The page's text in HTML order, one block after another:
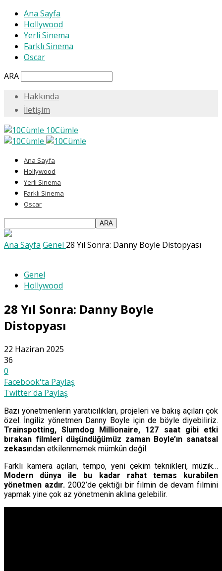
Ana Sayfa
Hollywood
Yerli Sinema
Farklı Sinema
Oscar
ARA
Hakkında
İletişim
10Cümle
Ana Sayfa
Hollywood
Yerli Sinema
Farklı Sinema
Oscar
Ana Sayfa Genel 28 Yıl Sonra: Danny Boyle Distopyası
Genel
Hollywood
28 Yıl Sonra: Danny Boyle
Distopyası
22 Haziran 2025
36
0
Facebook'ta Paylaş
Twitter'da Paylaş
Bazı yönetmenlerin yaratıcılıkları, projeleri ve bakış açıları çok
özel. İngiliz yönetmen Danny Boyle için de böyle diyebiliriz.
Trainspotting, Slumdog Millionaire, 127 saat gibi etki
bırakan filmleri düşündüğümüz zaman Boyle’ın sanatsal
zekasından etkilenmemek mümkün değil.
Farklı kamera açıları, tempo, yeni çekim teknikleri, müzik…
Modern dünya ile bu kadar rahat temas kurabilen
yönetmen azdır.2002’de çektiği bir filmin de devam filmini
yapmak yine çok az yönetmenin aklına gelebilir.